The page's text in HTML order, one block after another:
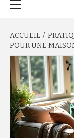
ACCUEIL
POUR UNE